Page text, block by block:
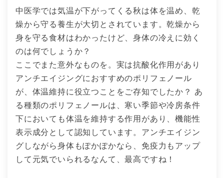
中医学では気温が下がってくる秋は体を温め、乾
燥から守る養生が大切とされています。乾燥から
身を守る食材はわかったけど、身体の冷えに効く
のは何でしょうか？
ここでまた意外なものを。実は抗酸化作用があり
アンチエイジングにおすすめのポリフェノール
が、体温維持に役立つことをご存知でしたか？ あ
る種類のポリフェノールは、寒い季節や冷房条件
下においても体温を維持する作用があり、機能性
表示成分として認知しています。アンチエイジン
グしながら身体もぽかぽかなら、免疫力もアップ
して元気でいられるなんて、最高ですね！